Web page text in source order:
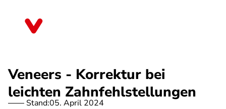
Veneers - Korrektur bei
leichten Zahnfehlstellungen
Stand:05. April 2024